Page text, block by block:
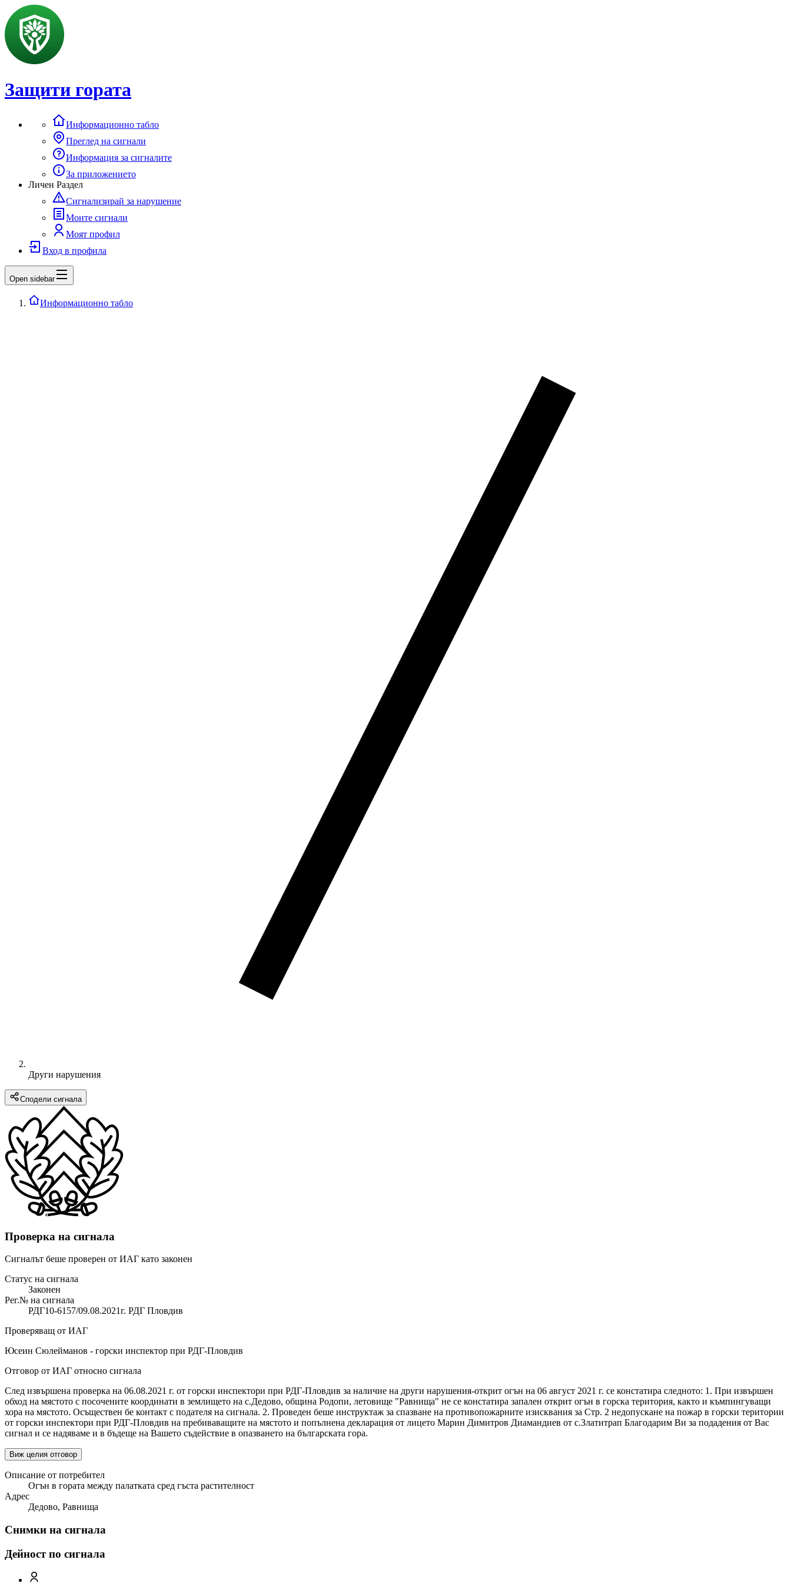
Защити гората
Информационно табло
Преглед на сигнали
Информация за сигналите
За приложението
Личен Раздел
Сигнализирай за нарушение
Моите сигнали
Моят профил
Вход в профила
Open sidebar
Информационно табло
Други нарушения
Сподели сигнала
Проверка на сигнала
Сигналът беше проверен от ИАГ като законен
Статус на сигнала
Законен
Рег.№ на сигнала
РДГ10-6157/09.08.2021г. РДГ Пловдив
Проверяващ от ИАГ
Юсеин Сюлейманов - горски инспектор при РДГ-Пловдив
Отговор от ИАГ относно сигнала
След извършена проверка на 06.08.2021 г. от горски инспектори при РДГ-Пловдив за наличие на други нарушения-открит огън на 06 август 2021 г. се констатира следното: 1. При извършен
обход на мястото с посочените координати в землището на с.Дедово, община Родопи, летовище "Равнища" не се констатира запален открит огън в горска територия, както и къмпингуващи
хора на мястото. Осъществен бе контакт с подателя на сигнала. 2. Проведен беше инструктаж за спазване на противопожарните изисквания за Стр. 2 недопускане на пожар в горски територии
от горски инспектори при РДГ-Пловдив на пребиваващите на мястото и попълнена декларация от лицето Марин Димитров Диамандиев от с.Златитрап Благодарим Ви за подадения от Вас
сигнал и се надяваме и в бъдеще на Вашето съдействие в опазването на българската гора.
Виж целия отговор
Описание от потребител
Огън в гората между палатката сред гъста растителност
Адрес
Дедово, Равнища
Снимки на сигнала
Дейност по сигнала